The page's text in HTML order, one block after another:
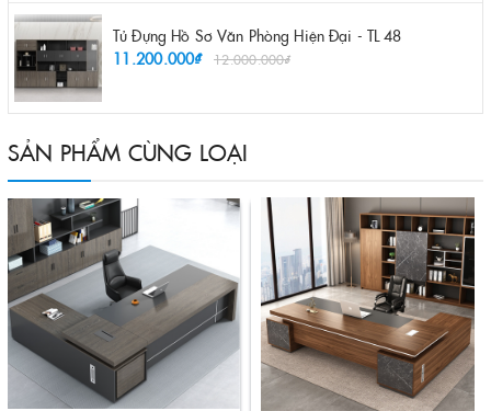
Tủ Đựng Hồ Sơ Văn Phòng Hiện Đại - TL 48
11.200.000₫
12.000.000₫
SẢN PHẨM CÙNG LOẠI